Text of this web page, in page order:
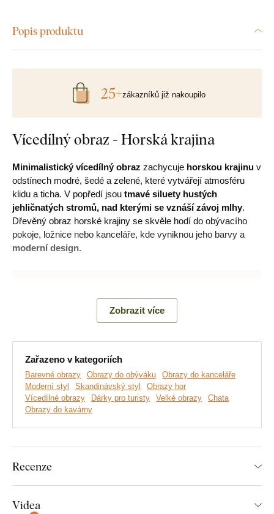
Popis produktu
Vícedílný obraz - Horská krajina
Minimalistický vícedílný obraz zachycuje horskou krajinu v
odstínech modré, šedé a zelené, které vytvářejí atmosféru
klidu a ticha. V popředí jsou tmavé siluety hustých
jehličnatých stromů, nad kterými se vznáší závoj mlhy.
Dřevěný obraz horské krajiny se skvěle hodí do obývacího
pokoje, ložnice nebo kanceláře, kde vyniknou jeho barvy a
moderní design.
nejkvalitnější barvy na trhu. Motiv tiskneme přímo na desku
a následně vyřezáváme pomocí laseru. Díky tomu má obraz z
Zobrazit více
25+zákazníků již nakoupilo
Zařazeno v kategoriích
Barevné obrazy Obrazy do obýváku
Obrazy do kanceláře
Moderní styl
Skandinávský styl
Obrazy hor
Vícedílné obrazy
Dárky pro turisty Velké obrazy
Chata
Obrazy do kavárny
Recenze
Videa